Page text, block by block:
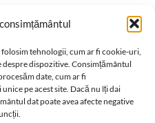
tehnologii, cum ar fi cookie-uri,
despre dispozitive. Consimțământul
date, cum ar fi
pe acest site. Dacă nu îți dai
dat poate avea afecte negative